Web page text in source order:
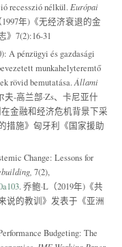
recesszió nélkül. Európai
1997年)《无经济衰退的金
7(2):16-31
A pénzügyi és gazdasági
munkahelyteremtő
rövid bemutatása.Állami
夫-高兰部·Zs、卡尼亚什
在金融和经济危机背景下采
措施》匈牙利《国家援助
Change: Lessons for
7(2),
. 乔鲍·L（2019年)《共
说的教训》发表于《亚洲
Budgeting: The